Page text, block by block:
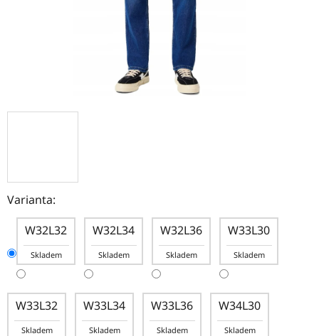
Varianta:
W32L32
Skladem
W32L34
Skladem
W32L36
Skladem
W33L30
Skladem
W33L32
Skladem
W33L34
Skladem
W33L36
Skladem
W34L30
Skladem